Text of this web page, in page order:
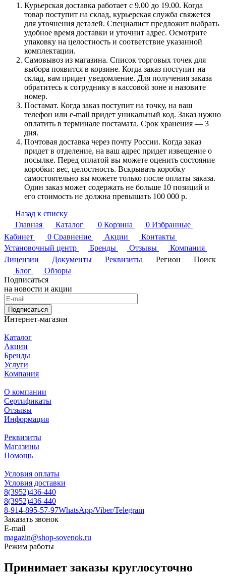
Курьерская доставка работает с 9.00 до 19.00. Когда
товар поступит на склад, курьерская служба свяжется
для уточнения деталей. Специалист предложит выбрать
удобное время доставки и уточнит адрес. Осмотрите
упаковку на целостность и соответствие указанной
комплектации.
Самовывоз из магазина. Список торговых точек для
выбора появится в корзине. Когда заказ поступит на
склад, вам придет уведомление. Для получения заказа
обратитесь к сотруднику в кассовой зоне и назовите
номер.
Постамат. Когда заказ поступит на точку, на ваш
телефон или e-mail придет уникальный код. Заказ нужно
оплатить в терминале постамата. Срок хранения — 3
дня.
Почтовая доставка через почту России. Когда заказ
придет в отделение, на ваш адрес придет извещение о
посылке. Перед оплатой вы можете оценить состояние
коробки: вес, целостность. Вскрывать коробку
самостоятельно вы можете только после оплаты заказа.
Один заказ может содержать не больше 10 позиций и
его стоимость не должна превышать 100 000 р.
Назад к списку
Главная
Каталог 0 Корзина 0 Избранные
Кабинет
0 Сравнение Акции
Контакты
Установочный центр
Бренды Отзывы
Компания
Лицензии
Документы Реквизиты Регион
Поиск
Блог
Обзоры
Подписаться
на новости и акции
Подписаться
Интернет-магазин
Каталог
Акции
Бренды
Услуги
Компания
О компании
Сертификаты
Отзывы
Информация
Реквизиты
Магазины
Помощь
Условия оплаты
Условия доставки
8(3952)436-440
8(3952)436-440
8-914-895-57-97WhatsApp/Viber/Telegram
Заказать звонок
E-mail
magazin@shop-sovenok.ru
Режим работы
Принимает заказы круглосуточно